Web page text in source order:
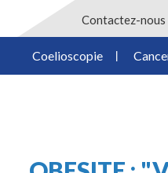
Contactez-nous
Coelioscopie